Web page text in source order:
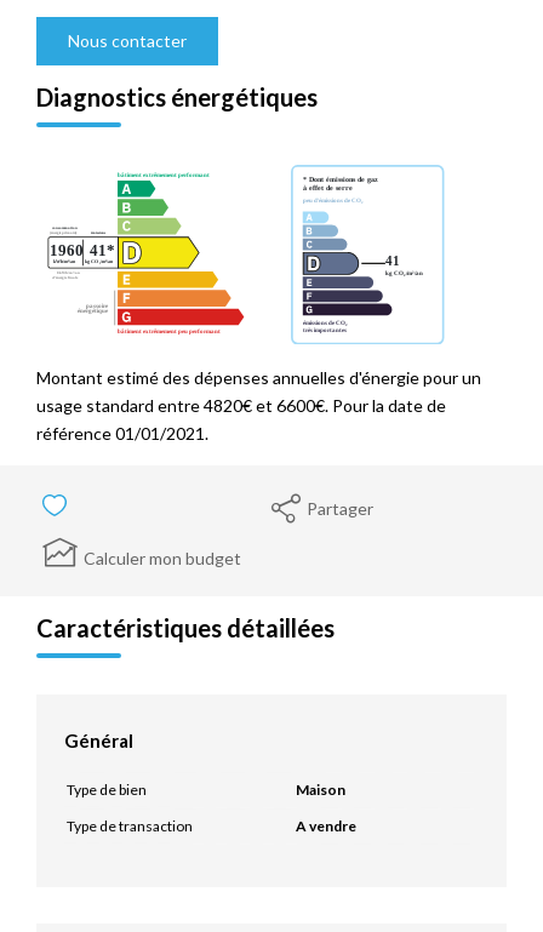
Nous contacter
Diagnostics énergétiques
Montant estimé des dépenses annuelles d'énergie pour un
usage standard entre 4820€ et 6600€. Pour la date de
référence 01/01/2021.
Partager
Calculer mon budget
Caractéristiques détaillées
Général
Type de bien
Maison
Type de transaction
A vendre